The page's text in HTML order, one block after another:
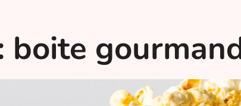
boite